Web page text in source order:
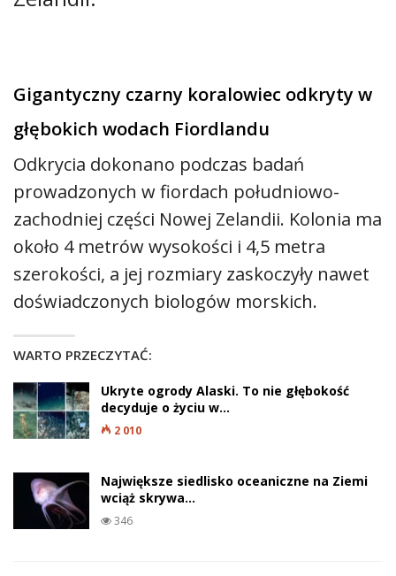
Gigantyczny czarny koralowiec odkryty w
głębokich wodach Fiordlandu
Odkrycia dokonano podczas badań
prowadzonych w fiordach południowo-
zachodniej części Nowej Zelandii. Kolonia ma
około 4 metrów wysokości i 4,5 metra
szerokości, a jej rozmiary zaskoczyły nawet
doświadczonych biologów morskich.
WARTO PRZECZYTAĆ:
Ukryte ogrody Alaski. To nie głębokość
decyduje o życiu w…
2 010
Największe siedlisko oceaniczne na Ziemi
wciąż skrywa…
346